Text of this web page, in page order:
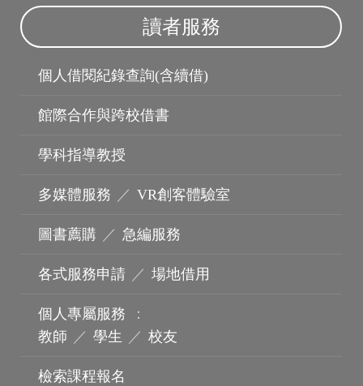
機構典藏
讀者服務
個人借閱紀錄查詢(含續借)
館際合作與跨校借書
學科指導教授
多媒體服務 ／ VR創客體驗室
圖書薦購 ／ 急編服務
各式服務申請 ／ 場地借用
個人專屬服務
：
教師 ／ 學生 ／ 校友
檢索課程報名